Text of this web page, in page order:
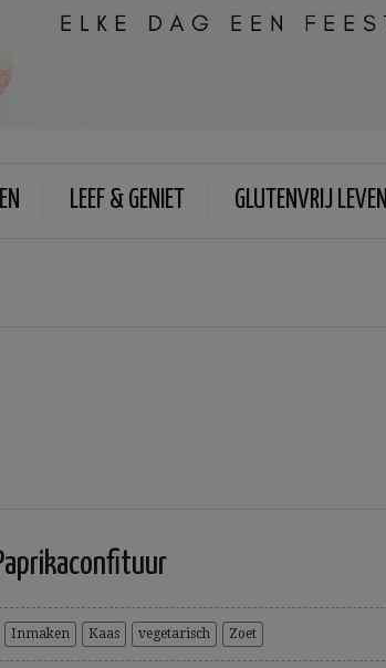
LEEF & GENIET GLUTENVRIJ LEVEN
Inmaken Kaas vegetarisch Zoet